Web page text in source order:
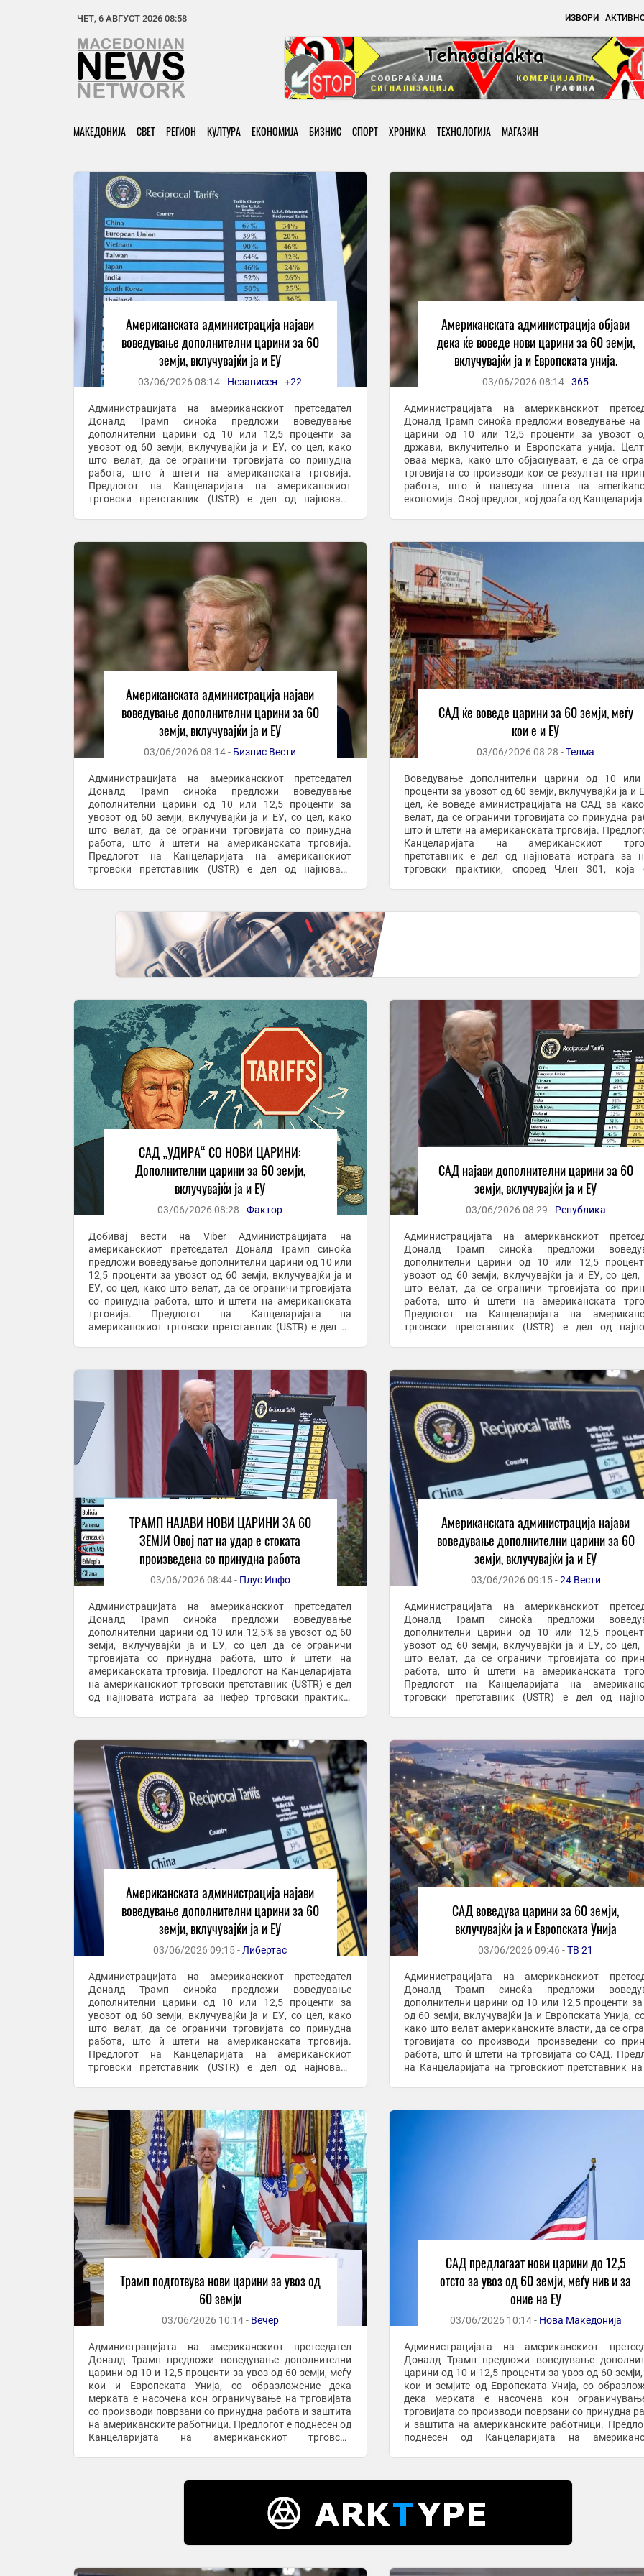
ЧЕТ, 6 АВГУСТ 2026 08:58 ИЗВОРИ
МАКЕДОНИЈА СВЕТ РЕГИОН КУЛТУРА ЕКОНОМИЈА БИЗНИС СПОРТ ХРОНИКА ТЕХНОЛОГИЈА МАГАЗИН
Американската администрација најави
воведување дополнителни царини за 60
земји, вклучувајќи ја и ЕУ
03/06/2026 08:14 - Независен -+22
Администрацијата на американскиот претседател
Доналд Трамп синоќа предложи воведување
дополнителни царини од 10 или 12,5 проценти за
увозот од 60 земји, вклучувајќи ја и ЕУ, со цел, како
што велат, да се ограничи трговијата со принудна
работа, што ѝ штети на американската трговија.
Предлогот на Канцеларијата на американскиот
трговски претставник (USTR) е дел од најновата
Американската администрација објави
дека ќе воведе нови царини за 60 земји,
вклучувајќи ја и Европската унија.
03/06/2026 08:14 -365
Администрацијата на американскиот
Доналд Трамп синоќа предложи воведување на
царини од 10 или 12,5 проценти за увозот
држави, вклучително и Европската унија.
оваа мерка, како што објаснуваат, е да се
трговијата со производи кои се резултат на
работа, што ѝ нанесува штета на
економија. Овој предлог, кој доаѓа од
Американската администрација најави
воведување дополнителни царини за 60
земји, вклучувајќи ја и ЕУ
03/06/2026 08:14 - Бизнис Вести
Администрацијата на американскиот претседател
Доналд Трамп синоќа предложи воведување
дополнителни царини од 10 или 12,5 проценти за
увозот од 60 земји, вклучувајќи ја и ЕУ, со цел, како
што велат, да се ограничи трговијата со принудна
работа, што ѝ штети на американската трговија.
Предлогот на Канцеларијата на американскиот
трговски претставник (USTR) е дел од најновата
САД ќе воведе царини за 60 земји, меѓу
кои е и ЕУ
03/06/2026 08:28 -Телма
Воведување дополнителни царини од 10 или
проценти за увозот од 60 земји, вклучувајќи ја и
цел, ќе воведе аминистрацијата на САД за
велат, да се ограничи трговијата со принудна
што ѝ штети на американската трговија.
Канцеларијата на американскиот
претставник е дел од најновата истрага за
трговски практики, според Член 301, која
САД „УДИРА“ СО НОВИ ЦАРИНИ:
Дополнителни царини за 60 земји,
вклучувајќи ја и ЕУ
03/06/2026 08:28 -Фактор
Добивај вести на Viber Администрацијата на
американскиот претседател Доналд Трамп синоќа
предложи воведување дополнителни царини од 10 или
12,5 проценти за увозот од 60 земји, вклучувајќи ја и
ЕУ, со цел, како што велат, да се ограничи трговијата
со принудна работа, што ѝ штети на американската
трговија. Предлогот на Канцеларијата на
американскиот трговски претставник (USTR) е дел од
САД најави дополнителни царини за 60
земји, вклучувајќи ја и ЕУ
03/06/2026 08:29 - Република
Администрацијата на американскиот
Доналд Трамп синоќа предложи
дополнителни царини од 10 или 12,5
увозот од 60 земји, вклучувајќи ја и ЕУ, со цел,
што велат, да се ограничи трговијата со
работа, што ѝ штети на американската
Предлогот на Канцеларијата на
трговски претставник (USTR) е дел од
ТРАМП НАЈАВИ НОВИ ЦАРИНИ ЗА 60
ЗЕМЈИ Овој пат на удар е стоката
произведена со принудна работа
03/06/2026 08:44 - Плус Инфо
Администрацијата на американскиот претседател
Доналд Трамп синоќа предложи воведување
дополнителни царини од 10 или 12,5% за увозот од 60
земји, вклучувајќи ја и ЕУ, со цел да се ограничи
трговијата со принудна работа, што ѝ штети на
американската трговија. Предлогот на Канцеларијата
на американскиот трговски претставник (USTR) е дел
од најновата истрага за нефер трговски практики,
Американската администрација најави
воведување дополнителни царини за 60
земји, вклучувајќи ја и ЕУ
03/06/2026 09:15 -24 Вести
Администрацијата на американскиот
Доналд Трамп синоќа предложи
дополнителни царини од 10 или 12,5
увозот од 60 земји, вклучувајќи ја и ЕУ, со цел,
што велат, да се ограничи трговијата со
работа, што ѝ штети на американската
Предлогот на Канцеларијата на
трговски претставник (USTR) е дел од
Американската администрација најави
воведување дополнителни царини за 60
земји, вклучувајќи ја и ЕУ
03/06/2026 09:15 - Либертас
Администрацијата на американскиот претседател
Доналд Трамп синоќа предложи воведување
дополнителни царини од 10 или 12,5 проценти за
увозот од 60 земји, вклучувајќи ја и ЕУ, со цел, како
што велат, да се ограничи трговијата со принудна
работа, што ѝ штети на американската трговија.
Предлогот на Канцеларијата на американскиот
трговски претставник (USTR) е дел од најновата
САД воведува царини за 60 земји,
вклучувајќи ја и Европската Унија
03/06/2026 09:46 -ТВ 21
Администрацијата на американскиот
Доналд Трамп синоќа предложи
дополнителни царини од 10 или 12,5 проценти за
од 60 земји, вклучувајќи ја и Европската Унија,
како што велат американските власти, да се
трговијата со производи произведени со
работа, што ѝ штети на трговијата со САД.
на Канцеларијата на трговскиот претставник
Трамп подготвува нови царини за увоз од
60 земји
03/06/2026 10:14 - Вечер
Администрацијата на американскиот претседател
Доналд Трамп предложи воведување дополнителни
царини од 10 и 12,5 проценти за увоз од 60 земји, меѓу
кои и Европската Унија, со образложение дека
мерката е насочена кон ограничување на трговијата
со производи поврзани со принудна работа и заштита
на американските работници. Предлогот е поднесен од
Канцеларијата на американскиот трговски
САД предлагаат нови царини до 12,5
отсто за увоз од 60 земји, меѓу нив и за
оние на ЕУ
03/06/2026 10:14 - Нова Македонија
Администрацијата на американскиот
Доналд Трамп предложи воведување
царини од 10 и 12,5 проценти за увоз од 60
кои и земјите од Европската Унија, со
дека мерката е насочена кон
трговијата со производи поврзани со принудна
и заштита на американските работници.
поднесен од Канцеларијата на